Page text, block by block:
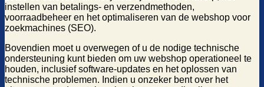
instellen van betalings- en verzendmethoden,
voorraadbeheer en het optimaliseren van de webshop voor
zoekmachines (SEO).
Bovendien moet u overwegen of u de nodige technische
ondersteuning kunt bieden om uw webshop operationeel te
houden, inclusief software-updates en het oplossen van
technische problemen. Indien u onzeker bent over het